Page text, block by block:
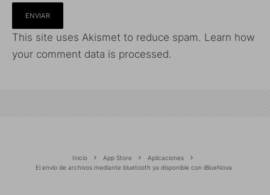
This site uses Akismet to reduce spam. Learn how
your comment data is processed.
Inicio App Store
Aplicaciones
El envío de archivos mediante bluetooth ya disponible con iBlueNova